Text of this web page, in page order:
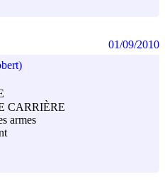
CARRIÈRE
armes
01/09/2010